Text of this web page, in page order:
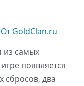
GoldClan.ru
из самых
появляется
сбросов, два